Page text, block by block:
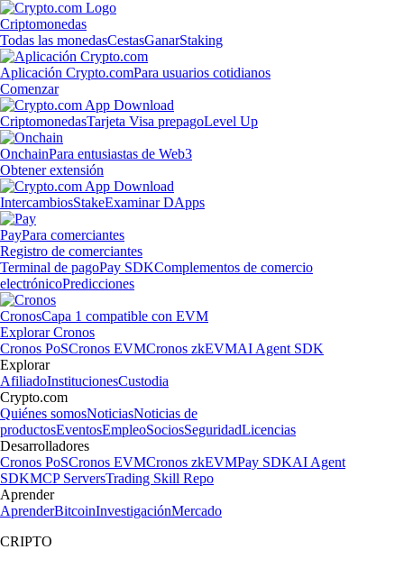
Criptomonedas
Todas las monedasCestasGanarStaking
Aplicación Crypto.comPara usuarios cotidianos
Comenzar
CriptomonedasTarjeta Visa prepagoLevel Up
OnchainPara entusiastas de Web3
Obtener extensión
IntercambiosStakeExaminar DApps
PayPara comerciantes
Registro de comerciantes
Terminal de pagoPay SDKComplementos de comercio
electrónicoPredicciones
CronosCapa 1 compatible con EVM
Explorar Cronos
Cronos PoSCronos EVMCronos zkEVMAI Agent SDK
Explorar
AfiliadoInstitucionesCustodia
Crypto.com
Quiénes somosNoticiasNoticias de
productosEventosEmpleoSociosSeguridadLicencias
Desarrolladores
Cronos PoSCronos EVMCronos zkEVMPay SDKAI Agent
SDKMCP ServersTrading Skill Repo
Aprender
AprenderBitcoinInvestigaciónMercado
CRIPTO